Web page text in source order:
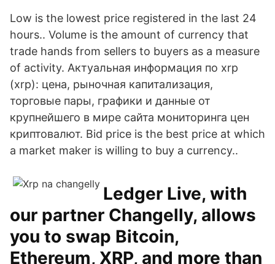
Low is the lowest price registered in the last 24
hours.. Volume is the amount of currency that
trade hands from sellers to buyers as a measure
of activity. Актуальная информация по xrp
(xrp): цена, рыночная капитализация,
торговые пары, графики и данные от
крупнейшего в мире сайта мониторинга цен
криптовалют. Bid price is the best price at which
a market maker is willing to buy a currency..
Ledger Live, with
our partner Changelly, allows
you to swap Bitcoin,
Ethereum, XRP, and more than